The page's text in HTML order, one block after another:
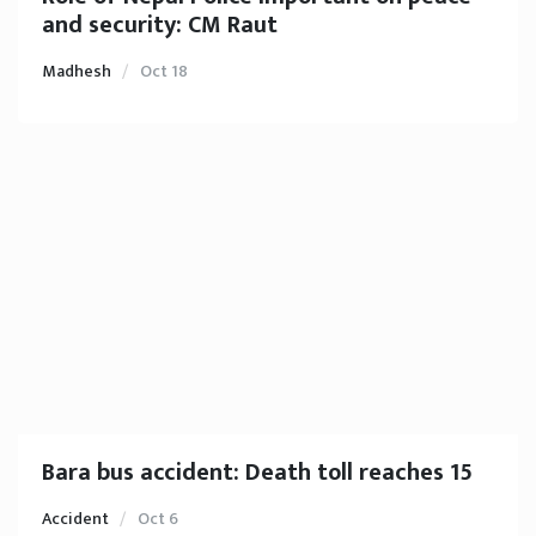
and security: CM Raut
Madhesh Oct 18
Bara bus accident: Death toll reaches 15
Accident Oct 6